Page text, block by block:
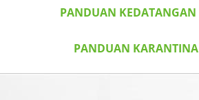
PANDUAN KEDATANGAN
PANDUAN KARANTINA